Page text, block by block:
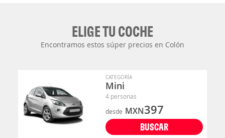
ELIGE TU COCHE
Encontramos estos súper precios en Colón
CATEGORÍA
Mini
4 personas
desde MXN397
BUSCAR